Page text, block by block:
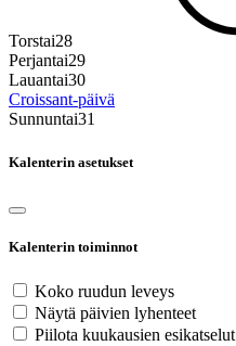
Torstai28
Perjantai29
Lauantai30
Croissant‑päivä
Sunnuntai31
Kalenterin asetukset
Kalenterin toiminnot
Koko ruudun leveys
Näytä päivien lyhenteet
Piilota kuukausien esikatselut